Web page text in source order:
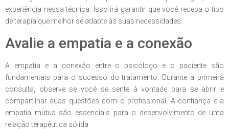
experiência nessa técnica. Isso irá garantir que você receba o tipo
de terapia que melhor se adapte às suas necessidades.
Avalie a empatia e a conexão
A empatia e a conexão entre o psicólogo e o paciente são
fundamentais para o sucesso do tratamento. Durante a primeira
consulta, observe se você se sente à vontade para se abrir e
compartilhar suas questões com o profissional. A confiança e a
empatia mútua são essenciais para o desenvolvimento de uma
relação terapêutica sólida.